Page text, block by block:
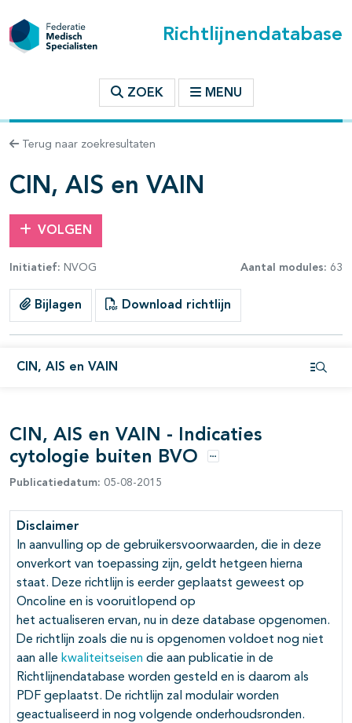
Richtlijnendatabase
ZOEK MENU
Terug naar zoekresultaten
CIN, AIS en VAIN
VOLGEN
Initiatief: NVOG Aantal modules: 63
Bijlagen Download richtlijn
CIN, AIS en VAIN
binnen deze richtlijn
open- en dichtklappen
open- en dichtklappen
open- en dichtklappen
open- en dichtklappen
open- en dichtklappen
open- en dichtklappen
open- en dichtklappen
open- en dichtklappen
CIN, AIS en VAIN - Indicaties
cytologie buiten BVO
Opties
Publicatiedatum: 05-08-2015
Disclaimer
In aanvulling op de gebruikersvoorwaarden, die in deze
onverkort van toepassing zijn, geldt hetgeen hierna
staat. Deze richtlijn is eerder geplaatst geweest op
Oncoline en is vooruitlopend op
het actualiseren ervan, nu in deze database opgenomen.
De richtlijn zoals die nu is opgenomen voldoet nog niet
aan alle kwaliteitseisen die aan publicatie in de
Richtlijnendatabase worden gesteld en is daarom als
PDF geplaatst. De richtlijn zal modulair worden
geactualiseerd in nog volgende onderhoudsronden.